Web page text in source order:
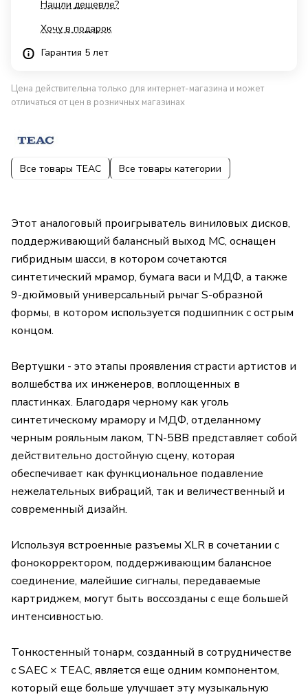
Нашли дешевле?
Хочу в подарок
Гарантия 5 лет
Цена действительна только для интернет-магазина и может
отличаться от цен в розничных магазинах
Все товары TEAC Все товары категории
Этот аналоговый проигрыватель виниловых дисков,
поддерживающий балансный выход MC, оснащен
гибридным шасси, в котором сочетаются
синтетический мрамор, бумага васи и МДФ, а также
9-дюймовый универсальный рычаг S-образной
формы, в котором используется подшипник с острым
концом.
Вертушки - это этапы проявления страсти артистов и
волшебства их инженеров, воплощенных в
пластинках. Благодаря черному как уголь
синтетическому мрамору и МДФ, отделанному
черным рояльным лаком, TN-5BB представляет собой
действительно достойную сцену, которая
обеспечивает как функциональное подавление
нежелательных вибраций, так и величественный и
современный дизайн.
Используя встроенные разъемы XLR в сочетании с
фонокорректором, поддерживающим балансное
соединение, малейшие сигналы, передаваемые
картриджем, могут быть воссозданы с еще большей
интенсивностью.
Тонкостенный тонарм, созданный в сотрудничестве
с SAEC × TEAC, является еще одним компонентом,
который еще больше улучшает эту музыкальную